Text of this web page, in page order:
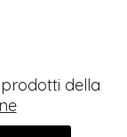
della